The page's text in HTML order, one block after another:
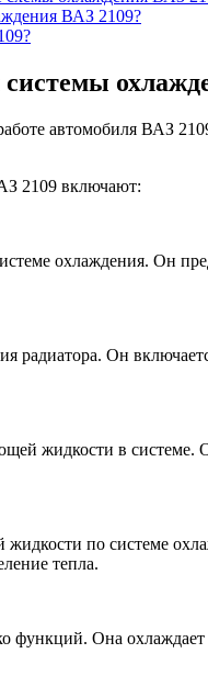
ВАЗ 2109?
автомобиля ВАЗ
2109 включают:
охлаждения. Он
радиатора. Он
жидкости в
по системе
тепла.
Она охлаждает